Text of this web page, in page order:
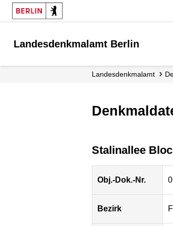
Landesdenkmalamt Berlin
Landesdenkmalamt
Stalinallee
Obj.-Dok.-Nr.
Bezirk